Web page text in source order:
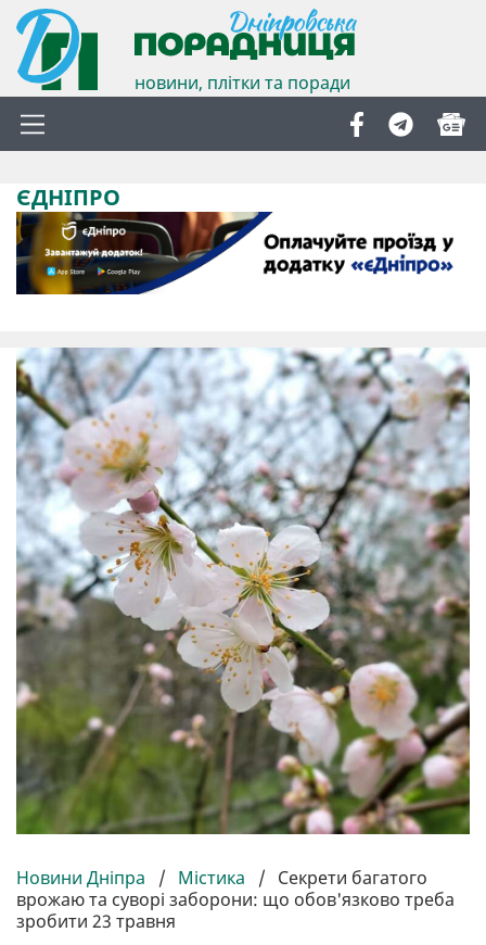
новини, плітки та поради
ЄДНІПРО
Новини Дніпра / Містика / Секрети багатого
врожаю та суворі заборони: що обов'язково треба
зробити 23 травня